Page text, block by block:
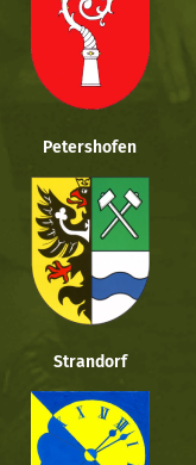
Petershofen
Strandorf